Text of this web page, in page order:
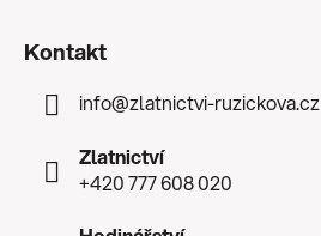
Kontakt
info@zlatnictvi-ruzickova.cz
Zlatnictví
+420 777 608 020